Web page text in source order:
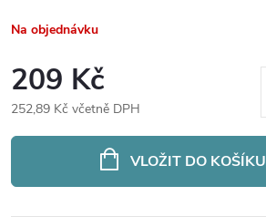
Na objednávku
209 Kč
252,89 Kč včetně DPH
VLOŽIT DO KOŠÍKU